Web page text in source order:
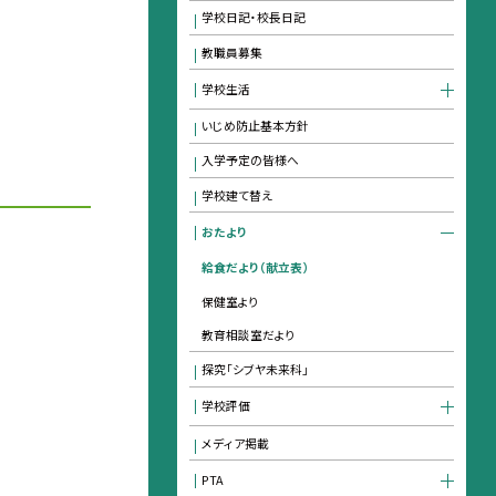
学校日記・校長日記
教職員募集
学校生活
いじめ防止基本方針
入学予定の皆様へ
学校建て替え
おたより
給食だより（献立表）
保健室より
教育相談室だより
探究「シブヤ未来科」
学校評価
メディア掲載
PTA